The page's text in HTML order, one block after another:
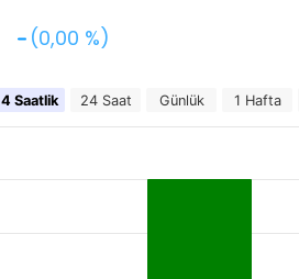
(0,00 %)
4 Saatlik 24 Saat Günlük 1 Hafta